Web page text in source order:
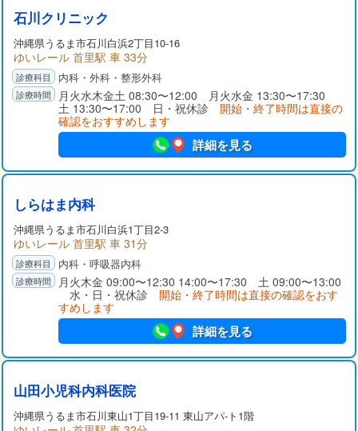
石川クリニック
沖縄県うるま市石川白浜2丁目10-16
ゆいレール 首里駅 車 33分
内科・外科・整形外科
月火水木金土 08:30〜12:00 月火水金 13:30〜17:30
土 13:30〜17:00 日・祝休診 開始・終了時間は直接の
確認をおすすめします
詳細を見る
しらはま内科
沖縄県うるま市石川白浜1丁目2-3
ゆいレール 首里駅 車 31分
内科・呼吸器内科
月火木金 09:00〜12:30 14:00〜17:30 土 09:00〜13:00
水・日・祝休診 開始・終了時間は直接の確認をおす
すめします
詳細を見る
山田小児科内科医院
沖縄県うるま市石川東山1丁目19-11 東山アパ-ト1階